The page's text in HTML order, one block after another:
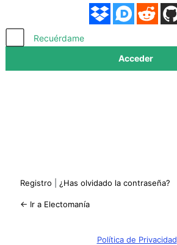
Recuérdame
Registro ¿Has olvidado la contraseña?
← Ir a Electomanía
Política de Privacidad